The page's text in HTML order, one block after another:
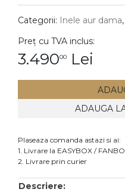
DIAMANTE
Cercei
Accesorii
Categorii: Inele aur dama,
Preț cu TVA inclus:
3.49000 Lei
ADAUGA
Plaseaza comanda astazi si ai:
1. Livrare la EASYBOX /
2. Livrare prin curier
Descriere: